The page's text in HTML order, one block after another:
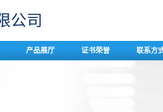
产品展厅 证书荣誉 联系方